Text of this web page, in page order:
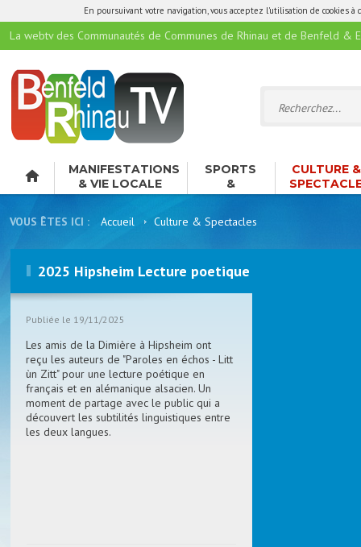
En poursuivant votre navigation, vous acceptez l'utilisation de cookies
La webtv des Communautés de Communes de Rhinau et de Benfeld &
MANIFESTATIONS
& VIE LOCALE
SPORTS
&
LOISIRS
CULTURE &
VOUS ÊTES ICI : Accueil Culture & Spectacles
2025 Hipsheim Lecture poetique
Publiée le 19/11/2025
Les amis de la Dimière à Hipsheim ont
reçu les auteurs de "Paroles en échos - Litt
ùn Zitt" pour une lecture poétique en
français et en alémanique alsacien. Un
moment de partage avec le public qui a
découvert les subtilités linguistiques entre
les deux langues.